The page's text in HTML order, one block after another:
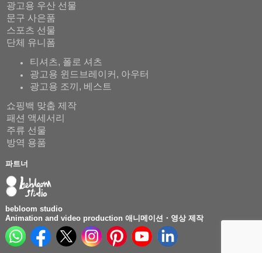
광고용 우산 선물
문구 사은품
스포츠 선물
단체 유니폼
티셔츠, 폴로 셔츠
광고용 윈드브레이커, 아우터
광고용 조끼, 베스트
쇼핑백 맞춤 제작
패션 액세서리
주류 선물
방역 용품
파트너
bebloom studio
Animation and video production 애니메이션・영상 제작